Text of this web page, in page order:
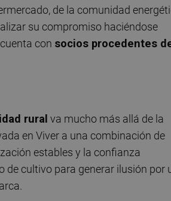
de la comunidad
su compromiso haciéndose
con socios procedentes
rural va mucho más allá de la
en Viver a una combinación de
estables y la confianza
de cultivo para generar ilusión por